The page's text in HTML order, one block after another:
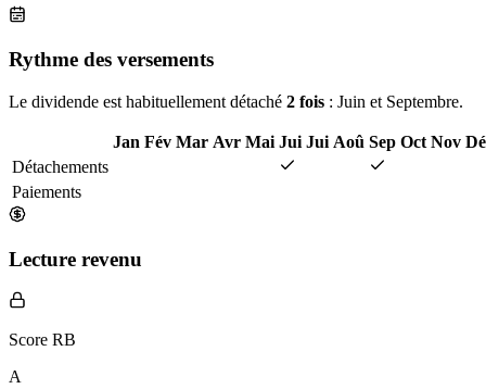
Rythme des versements
Le dividende est habituellement détaché 2 fois : Juin et Septembre.
Jan Fév Mar Avr Mai Jui Jui Aoû Sep Oct Nov
Détachements
Paiements
Lecture revenu
Score RB
A